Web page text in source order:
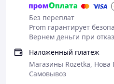
Без переплат
Prom гарантирует
Вернем деньги при
Наложенный платеж
Магазины Rozetka, Нова
Самовывоз